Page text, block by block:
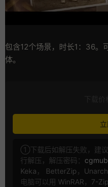
包含12个场景，时长1：36。
体。
①下载后如解压失败，建
行解压，解压密码：
Keka ， BetterZip ，
电脑可以用 WinRAR ， 7-Zip